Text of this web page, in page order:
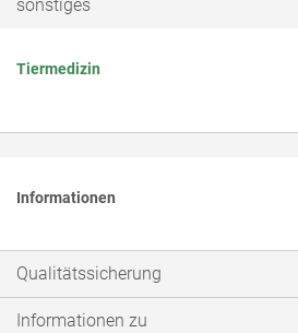
sonstiges
Tiermedizin
Informationen
Qualitätssicherung
Informationen zu